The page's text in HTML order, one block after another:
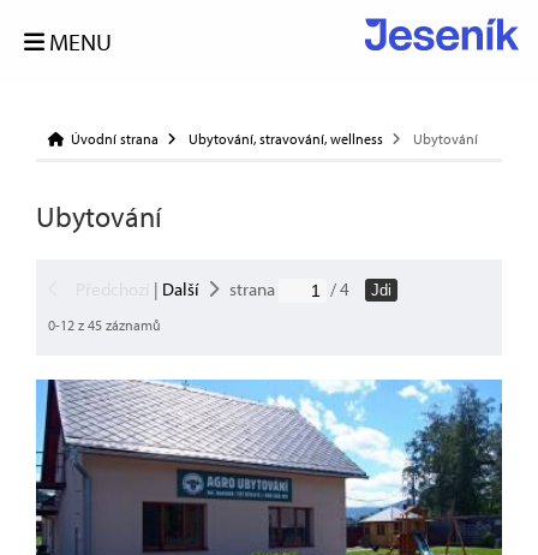
MENU
Úvodní strana Ubytování, stravování, wellness Ubytování
Ubytování
| Další strana / 4
Jdi
0-12 z 45 záznamů